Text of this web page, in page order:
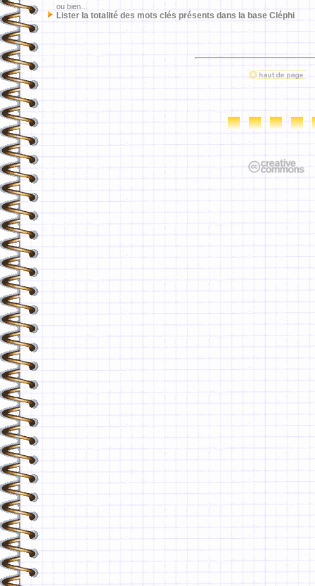
ou bien...
Lister la totalité des mots clés présents dans la base Cléphi